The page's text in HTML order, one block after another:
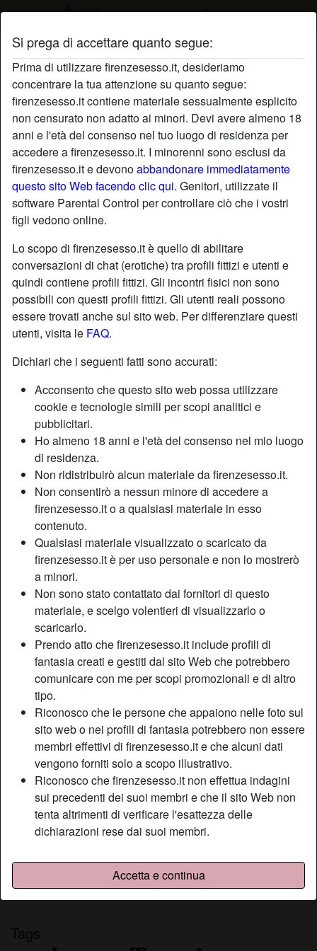
Si prega di accettare quanto segue:
Prima di utilizzare firenzesesso.it, desideriamo
concentrare la tua attenzione su quanto segue:
firenzesesso.it contiene materiale sessualmente esplicito
non censurato non adatto ai minori. Devi avere almeno 18
anni e l'età del consenso nel tuo luogo di residenza per
accedere a firenzesesso.it. I minorenni sono esclusi da
firenzesesso.it e devonoabbandonare immediatamente
questo sito Web facendo clic qui. Genitori, utilizzate il
software Parental Control per controllare ciò che i vostri
figli vedono online.
Lo scopo di firenzesesso.it è quello di abilitare
conversazioni di chat (erotiche) tra profili fittizi e utenti e
quindi contiene profili fittizi. Gli incontri fisici non sono
possibili con questi profili fittizi. Gli utenti reali possono
essere trovati anche sul sito web. Per differenziare questi
utenti, visita le FAQ.
Dichiari che i seguenti fatti sono accurati:
Acconsento che questo sito web possa utilizzare
cookie e tecnologie simili per scopi analitici e
pubblicitari.
Ho almeno 18 anni e l'età del consenso nel mio luogo
di residenza.
Non ridistribuirò alcun materiale da firenzesesso.it.
Non consentirò a nessun minore di accedere a
firenzesesso.it o a qualsiasi materiale in esso
contenuto.
Qualsiasi materiale visualizzato o scaricato da
firenzesesso.it è per uso personale e non lo mostrerò
a minori.
Non sono stato contattato dai fornitori di questo
materiale, e scelgo volentieri di visualizzarlo o
scaricarlo.
Prendo atto che firenzesesso.it include profili di
fantasia creati e gestiti dal sito Web che potrebbero
comunicare con me per scopi promozionali e di altro
tipo.
Riconosco che le persone che appaiono nelle foto sul
sito web o nei profili di fantasia potrebbero non essere
membri effettivi di firenzesesso.it e che alcuni dati
vengono forniti solo a scopo illustrativo.
Riconosco che firenzesesso.it non effettua indagini
sui precedenti dei suoi membri e che il sito Web non
tenta altrimenti di verificare l'esattezza delle
dichiarazioni rese dai suoi membri.
Accetta e continua
Profilo di Sputacchiella
star Aggiungi chatChatta adesso
Nickname:
Età:
40
Paese:
Italia
Provincia:
Firenze
Sesso:
Donna
Sessualità:
Relazione:
Single
Colore dei capelli:
Castana
Depilata:
Sì
Fumatrice:
Descrizione
Essendo più matura ed esperta, desidero ardentemente
scopare nella libertà più assoluta e cerco uomini che non
si pongano alcun freno inibitorio e che capiscano il
significato di scopata senza vincoli sentimentali, spero di
essere stata chiara.
Sta cercando
Non ha specificato le sue preferenze
Tags